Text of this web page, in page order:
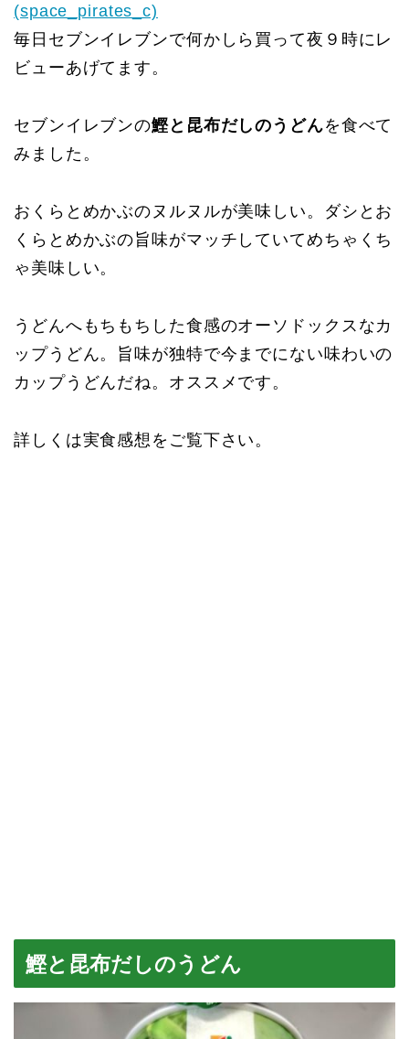
(space_pirates_c)
毎日セブンイレブンで何かしら買って夜９時にレ
ビューあげてます。
セブンイレブンの鰹と昆布だしのうどんを食べて
みました。
おくらとめかぶのヌルヌルが美味しい。ダシとお
くらとめかぶの旨味がマッチしていてめちゃくち
ゃ美味しい。
うどんへもちもちした食感のオーソドックスなカ
ップうどん。旨味が独特で今までにない味わいの
カップうどんだね。オススメです。
詳しくは実食感想をご覧下さい。
鰹と昆布だしのうどん